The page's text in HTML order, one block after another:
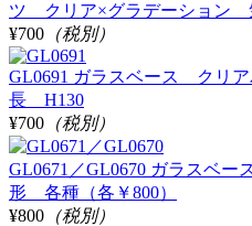
ツ クリア×グラデーション
¥700 （税別）
GL0691 ガラスベース クリ
長 H130
¥700 （税別）
GL0671／GL0670 ガラスベ
形 各種（各￥800）
¥800 （税別）